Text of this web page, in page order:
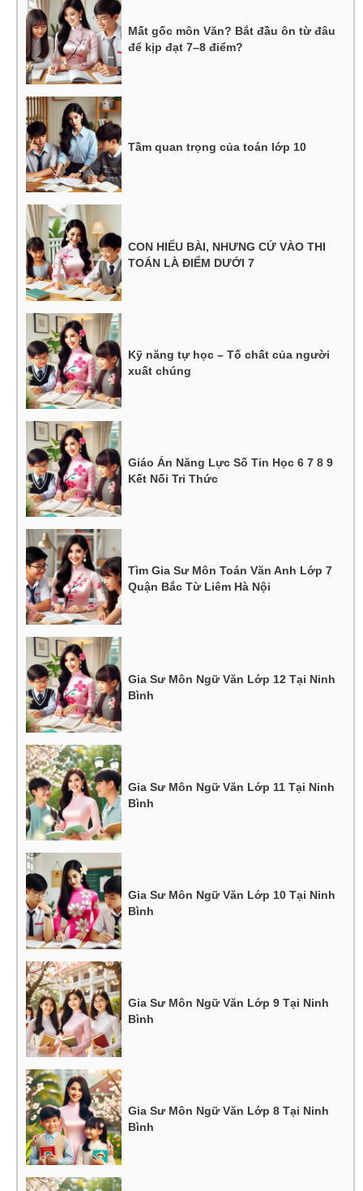
Mất gốc môn Văn? Bắt đầu ôn từ đâu
để kịp đạt 7–8 điểm?
Tầm quan trọng của toán lớp 10
CON HIỂU BÀI, NHƯNG CỨ VÀO THI
TOÁN LÀ ĐIỂM DƯỚI 7
Kỹ năng tự học – Tố chất của người
xuất chúng
Giáo Án Năng Lực Số Tin Học 6 7 8 9
Kết Nối Tri Thức
Tìm Gia Sư Môn Toán Văn Anh Lớp 7
Quận Bắc Từ Liêm Hà Nội
Gia Sư Môn Ngữ Văn Lớp 12 Tại Ninh
Bình
Gia Sư Môn Ngữ Văn Lớp 11 Tại Ninh
Bình
Gia Sư Môn Ngữ Văn Lớp 10 Tại Ninh
Bình
Gia Sư Môn Ngữ Văn Lớp 9 Tại Ninh
Bình
Gia Sư Môn Ngữ Văn Lớp 8 Tại Ninh
Bình